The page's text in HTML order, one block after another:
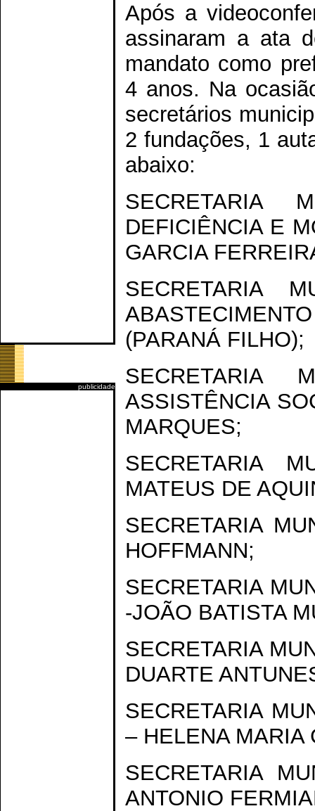
publicidade
Após a
assinaram a ata
mandato como
4 anos. Na
secretários
2 fundações, 1
abaixo:
SECRETARIA
DEFICIÊNCIA E
GARCIA
SECRETARIA
(PARANÁ FILHO);
SECRETARIA
ASSISTÊNCIA
MARQUES;
SECRETARIA
MATEUS DE
SECRETARIA
HOFFMANN;
SECRETARIA
-JOÃO BATISTA
SECRETARIA
DUARTE
SECRETARIA
– HELENA MARIA
SECRETARIA
ANTONIO